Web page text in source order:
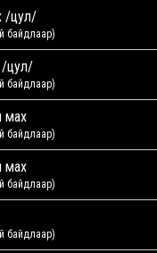
/цул/
байдлаар)
/цул/
байдлаар)
мах
байдлаар)
мах
байдлаар)
байдлаар)